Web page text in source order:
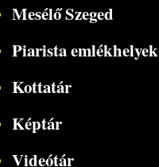
Mesélő Szeged
Piarista emlékhelyek
Kottatár
Képtár
Videótár